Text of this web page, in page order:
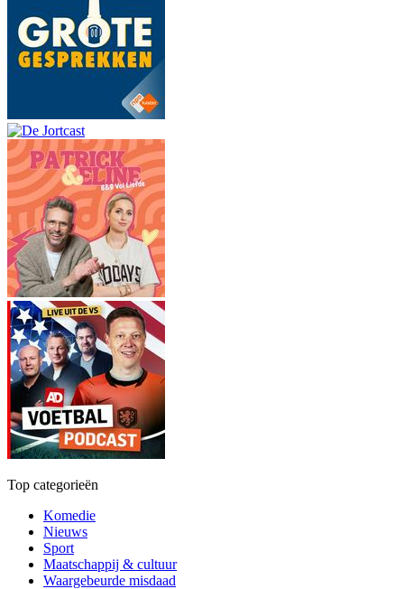
Top categorieën
Komedie
Nieuws
Sport
Maatschappij & cultuur
Waargebeurde misdaad